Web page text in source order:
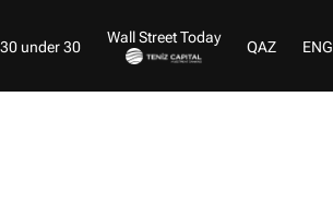
30 under 30
Wall Street Today
QAZ ENG